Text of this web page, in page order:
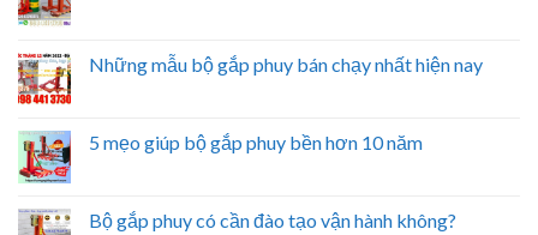
Những mẫu bộ gắp phuy bán chạy nhất hiện nay
5 mẹo giúp bộ gắp phuy bền hơn 10 năm
Bộ gắp phuy có cần đào tạo vận hành không?